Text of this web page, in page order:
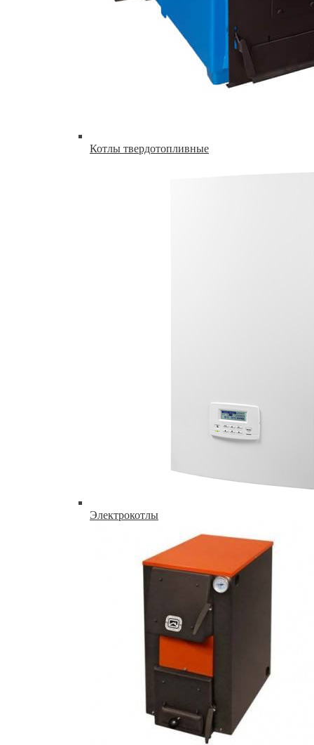
Котлы твердотопливные
Электрокотлы